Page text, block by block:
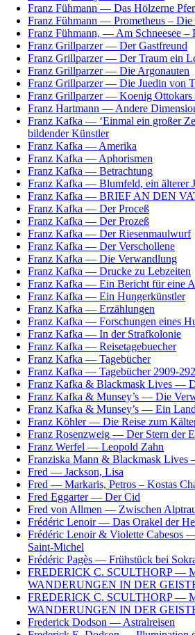
Franz Fühmann — Das Hölzerne
Franz Fühmann — Prometheus – Die
Franz Fühmann, — Am Schneesee –
Franz Grillparzer — Der Gastfreund
Franz Grillparzer — Der Traum ein
Franz Grillparzer — Die Argonauten
Franz Grillparzer — Die Juedin von
Franz Grillparzer — Koenig Ottokars
Franz Hartmann — Andere
Franz Kafka — ‘Einmal ein großer
bildender Künstler
Franz Kafka — Amerika
Franz Kafka — Aphorismen
Franz Kafka — Betrachtung
Franz Kafka — Blumfeld, ein älterer
Franz Kafka — BRIEF AN DEN
Franz Kafka — Der Proceß
Franz Kafka — Der Prozeß
Franz Kafka — Der Riesenmaulwurf
Franz Kafka — Der Verschollene
Franz Kafka — Die Verwandlung
Franz Kafka — Drucke zu Lebzeiten
Franz Kafka — Ein Bericht für eine
Franz Kafka — Ein Hungerkünstler
Franz Kafka — Erzählungen
Franz Kafka — Forschungen eines
Franz Kafka — In der Strafkolonie
Franz Kafka — Reisetagebuecher
Franz Kafka — Tagebücher
Franz Kafka — Tagebücher 2909-
Franz Kafka & Blackmask Lives —
Franz Kafka & Munsey’s — Die
Franz Kafka & Munsey’s — Ein
Franz Köhler — Die Reise zum
Franz Rosenzweig — Der Stern der
Franz Werfel — Leopold Zahn
Franziska Mann & Blackmask
Fred — Jackson, Lisa
Fred — Markaris, Petros – Kostas
Fred Eggarter — Der Cid
Fred von Allmen — Zwischen
Frédéric Lenoir — Das Orakel der
Frédéric Lenoir & Violette Cabesos
Saint-Michel
Frédéric Pagès — Frühstück bei
FREDERICK C. SCULTHORP —
WANDERUNGEN IN DER
FREDERICK C. SCULTHORP —
WANDERUNGEN IN DER
Frederick Dodson — Astralreisen